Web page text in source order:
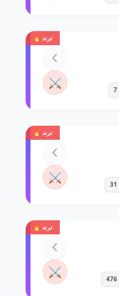
ترند 🔥
⚔️
ترند 🔥
⚔️
ترند 🔥
⚔️